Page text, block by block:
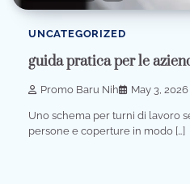
UNCATEGORIZED
guida pratica per le
Promo Baru Nih May 3, 2026
Uno schema per turni di lavoro
persone e coperture in modo […]